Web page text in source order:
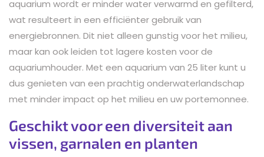
aquarium wordt er minder water verwarmd en gefilterd,
wat resulteert in een efficiënter gebruik van
energiebronnen. Dit niet alleen gunstig voor het milieu,
maar kan ook leiden tot lagere kosten voor de
aquariumhouder. Met een aquarium van 25 liter kunt u
dus genieten van een prachtig onderwaterlandschap
met minder impact op het milieu en uw portemonnee.
Geschikt voor een diversiteit aan
vissen, garnalen en planten